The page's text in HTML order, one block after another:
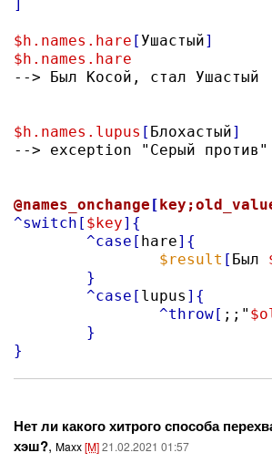
]
$h.names.hare [ Ушастый]
$h.names.hare
--> Был Косой, стал Ушастый
$h.names.lupus [ Блохастый]
--> exception "Серый против"
@names_onchange [
^switch [ $key]{
^case [ hare]{
$result [ Был
}
^case [ lupus ]{
^throw [ ;;"
}
}
Нет ли какого хитрого способа
хэш?, Maxx[M]21.02.2021 01:57